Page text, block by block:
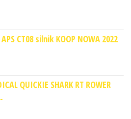
CT08 silnik KOOP NOWA 2022
QUICKIE SHARK RT ROWER